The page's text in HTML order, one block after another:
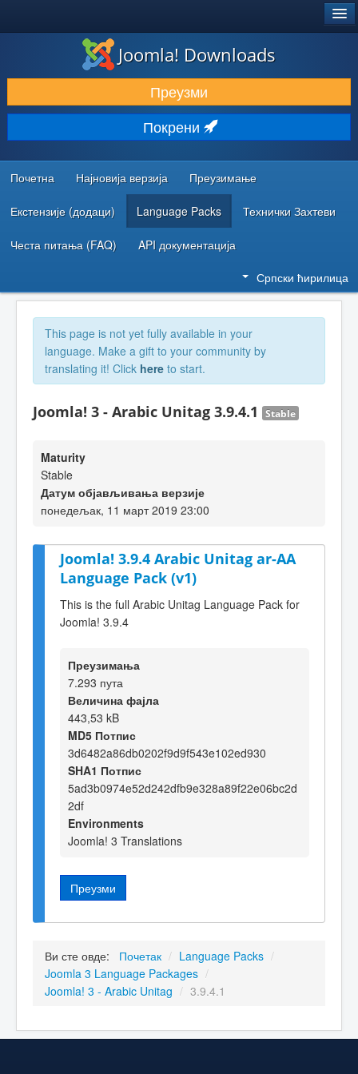
ПРЕУЗИМАЊЕ И ПРОШИРЕЊА (ЕКСТЕНЗИЈЕ)
ОТКРИЈТЕ И НАУЧИТЕ
ЗАЈЕДНИЦА И ПОДРШКА
РЕСУРСИ ЗА РАЗВОЈ
Joomla! Downloads
Преузми
Покрени
Почетна Најновија верзија Преузимање
Екстензије (додаци) Language Packs Технички Захтеви
Честа питања (FAQ) API документација
Српски ћирилица
This page is not yet fully available in your
language. Make a gift to your community by
translating it! Click here to start.
Joomla! 3 - Arabic Unitag 3.9.4.1 Stable
Maturity
Stable
Датум објављивања верзије
понедељак, 11 март 2019 23:00
Joomla! 3.9.4 Arabic Unitag ar-AA
Language Pack (v1)
This is the full Arabic Unitag Language Pack for
Joomla! 3.9.4
Преузимања
7.293 пута
Величина фајла
443,53 kB
MD5 Потпис
3d6482a86db0202f9d9f543e102ed930
SHA1 Потпис
5ad3b0974e52d242dfb9e328a89f22e06bc2d
2df
Environments
Joomla! 3 Translations
Преузми
Ви сте овде: Почетак / Language Packs /
Joomla 3 Language Packages /
Joomla! 3 - Arabic Unitag / 3.9.4.1